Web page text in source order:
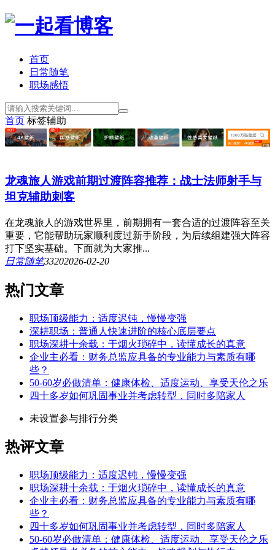
首页
日常随笔
职场感悟
首页 标签辅助
龙魂旅人游戏前期过渡阵容推荐：战士法师射手与
坦克辅助刺客
在龙魂旅人的游戏世界里，前期拥有一套合适的过渡阵容至关
重要，它能帮助玩家顺利度过新手阶段，为后续组建强大阵容
打下坚实基础。下面就为大家推...
日常随笔33202026-02-20
热门文章
职场顶级能力：适度迟钝，慢慢变强
深耕职场：普通人快速进阶的核心底层要点
职场深耕十余载：于烟火琐碎中，读懂成长的真意
企业主必看：财务总监应具备的专业能力与素质有哪
些？
50-60岁必做清单：健康体检、适度运动、享受天伦之乐
四十多岁如何巩固事业并考虑转型，同时多陪家人
未设置参与排行分类
热评文章
职场顶级能力：适度迟钝，慢慢变强
职场深耕十余载：于烟火琐碎中，读懂成长的真意
企业主必看：财务总监应具备的专业能力与素质有哪
些？
四十多岁如何巩固事业并考虑转型，同时多陪家人
50-60岁必做清单：健康体检、适度运动、享受天伦之乐